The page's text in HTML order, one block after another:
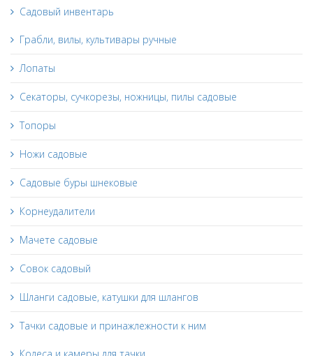
Садовый инвентарь
Грабли, вилы, культивары ручные
Лопаты
Секаторы, сучкорезы, ножницы, пилы садовые
Топоры
Ножи садовые
Садовые буры шнековые
Корнеудалители
Мачете садовые
Совок садовый
Шланги садовые, катушки для шлангов
Тачки садовые и принажлежности к ним